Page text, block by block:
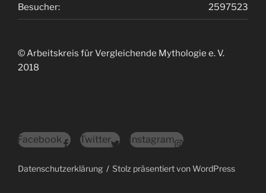
2597523
Besucher:
© Arbeitskreis für Vergleichende Mythologie e. V.
2018
Facebook Twitter Instagram
Datenschutzerklärung Stolz präsentiert von WordPress